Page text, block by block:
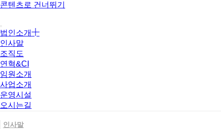
콘텐츠로 건너뛰기
법인소개
인사말
조직도
연혁&CI
임원소개
사업소개
운영시설
오시는길
인사말